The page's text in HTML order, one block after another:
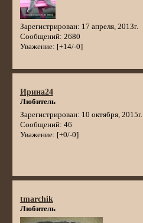
Зарегистрирован: 17 апреля, 2013г.
Сообщений: 2680
Уважение: [+14/-0]
Ирина24
Любитель
Зарегистрирован: 10 октября, 2015г.
Сообщений: 46
Уважение: [+0/-0]
tmarchik
Любитель